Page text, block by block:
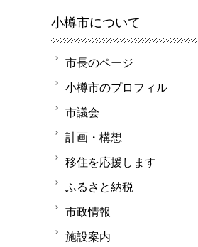
小樽市について
市長のページ
小樽市のプロフィル
市議会
計画・構想
移住を応援します
ふるさと納税
市政情報
施設案内